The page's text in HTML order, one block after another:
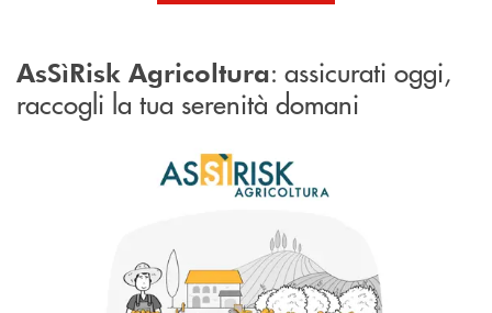
AsSìRisk Agricoltura: assicurati oggi,
raccogli la tua serenità domani